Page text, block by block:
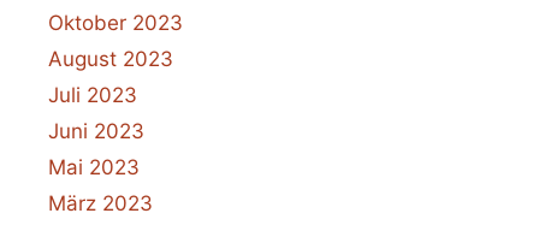
Oktober 2023
August 2023
Juli 2023
Juni 2023
Mai 2023
März 2023